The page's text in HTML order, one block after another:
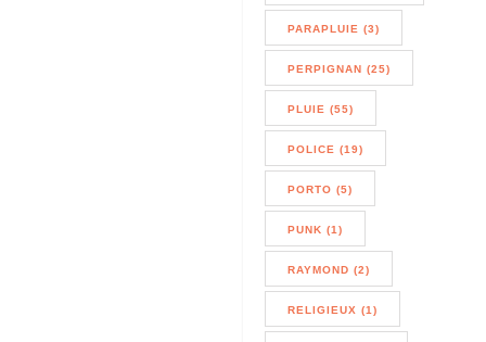
PARAPLUIE (3)
PERPIGNAN (25)
PLUIE (55)
POLICE (19)
PORTO (5)
PUNK (1)
RAYMOND (2)
RELIGIEUX (1)